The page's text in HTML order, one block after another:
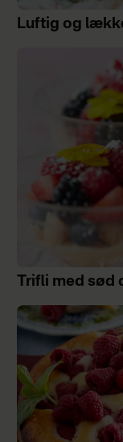
Luftig og
Trifli med sød